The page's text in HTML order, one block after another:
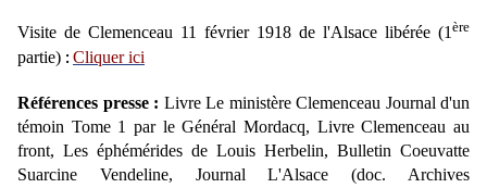
Visite de Clemenceau 11 février 1918 de l'Alsace libérée (1 ère
partie) : Cliquer ici
Références presse : Livre Le ministère Clemenceau Journal d'un
témoin Tome 1 par le Général Mordacq, Livre Clemenceau au
front, Les éphémérides de Louis Herbelin, Bulletin Coeuvatte
Suarcine Vendeline, Journal L'Alsace (doc. Archives